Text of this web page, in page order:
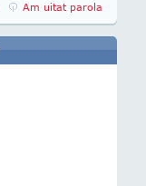
Am uitat parola